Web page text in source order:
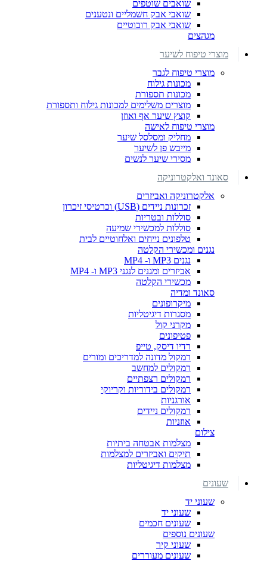
שואבים שוטפים
שואבי אבק חשמליים ונטענים
שואבי אבק רובוטיים
מגהצים
מוצרי טיפוח לשיער
מוצרי טיפוח לגבר
מכונות גילוח
מכונות תספורת
מוצרים משלימים למכונות גילוח ותספורת
קוצץ שיער אף ואוזן
מוצרי טיפוח לאישה
מחליק ומסלסל שיער
מייבש פן לשיער
מסירי שיער לנשים
סאונד ואלקטרוניקה
אלקטרוניקה ואביזרים
זכרונות ניידים (USB) וכרטיסי זיכרון
סוללות ובטריות
סוללות למכשירי שמיעה
טלפונים נייחים ואלחוטיים לבית
נגנים ומכשירי הקלטה
נגנים MP3 ו- MP4
אביזרים ומגנים לנגני MP3 ו- MP4
מכשירי הקלטה
סאונד ומדיה
מיקרופונים
מסגרות דיגיטליות
מקרני קול
פטיפונים
רדיו דיסק, טייפ
רמקול מדונה למדריכים ומורים
רמקולים למחשב
רמקולים רצפתיים
רמקולים בידוריות וקריוקי
אורגניות
רמקולים ניידים
אוזניות
צילום
מצלמות אבטחה ביתיות
תיקים ואביזרים למצלמות
מצלמות דיגיטליות
שעונים
שעוני יד
שעוני יד
שעונים חכמים
שעונים נוספים
שעוני קיר
שעונים מעוררים